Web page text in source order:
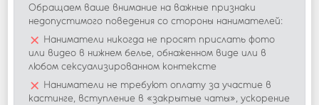
Обращаем ваше внимание на важные признаки
недопустимого поведения со стороны нанимателей:
× Наниматели никогда не просят прислать фото
или видео в нижнем белье, обнаженном виде или в
любом сексуализированном контексте
× Наниматели не требуют оплату за участие в
кастинге, вступление в «закрытые чаты», ускорение